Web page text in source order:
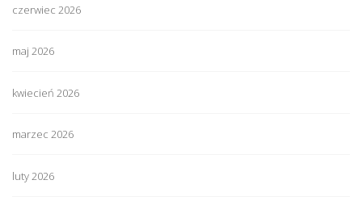
czerwiec 2026
maj 2026
kwiecień 2026
marzec 2026
luty 2026